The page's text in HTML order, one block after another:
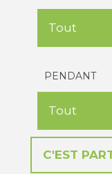
PENDANT